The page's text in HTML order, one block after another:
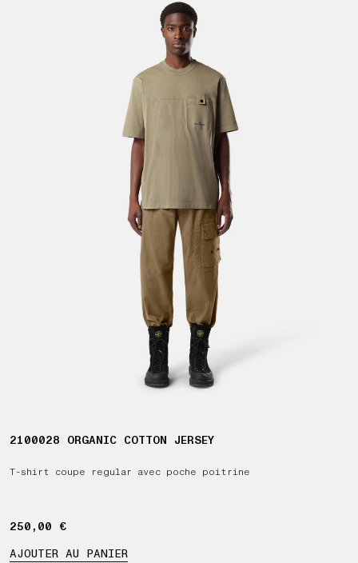
2100028 ORGANIC COTTON JERSEY
T-shirt coupe regular avec poche poitrine
250,00 €
250,00 €
AJOUTER AU PANIER